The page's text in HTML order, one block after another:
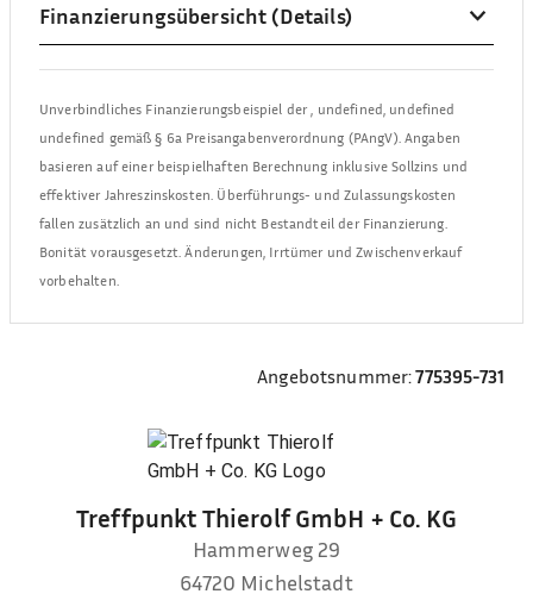
Finanzierungsübersicht (Details)
Unverbindliches Finanzierungsbeispiel der, undefined, undefined
undefined gemäß § 6a Preisangabenverordnung (PAngV). Angaben
basieren auf einer beispielhaften Berechnung inklusive Sollzins und
effektiver Jahreszinskosten. Überführungs- und Zulassungskosten
fallen zusätzlich an und sind nicht Bestandteil der Finanzierung.
Bonität vorausgesetzt. Änderungen, Irrtümer und Zwischenverkauf
vorbehalten.
Angebotsnummer:775395-731
Treffpunkt Thierolf GmbH + Co. KG
Hammerweg 29
64720 Michelstadt